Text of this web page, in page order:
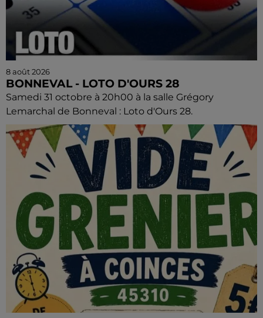
8 août 2026
BONNEVAL - LOTO D'OURS 28
Samedi 31 octobre à 20h00 à la salle Grégory
Lemarchal de Bonneval : Loto d'Ours 28.